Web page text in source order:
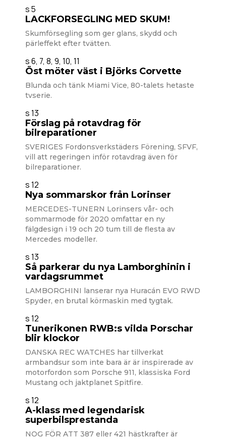
s 5
LACKFORSEGLING MED SKUM!
Skumförsegling som ger glans, skydd och
pärleffekt efter tvätten.
s 6, 7, 8, 9, 10, 11
Öst möter väst i Björks Corvette
Blunda och tänk Miami Vice, 80-talets hetaste
tvserie.
s 13
Förslag på rotavdrag för
bilreparationer
SVERIGES Fordonsverkstäders Förening, SFVF,
vill att regeringen inför rotavdrag även för
bilreparationer.
s 12
Nya sommarskor från Lorinser
MERCEDES-TUNERN Lorinsers vår- och
sommarmode för 2020 omfattar en ny
fälgdesign i 19 och 20 tum till de flesta av
Mercedes modeller.
s 13
Så parkerar du nya Lamborghinin i
vardagsrummet
LAMBORGHINI lanserar nya Huracán EVO RWD
Spyder, en brutal körmaskin med tygtak.
s 12
Tunerikonen RWB:s vilda Porschar
blir klockor
DANSKA REC WATCHES har tillverkat
armbandsur som inte bara är är inspirerade av
motorfordon som Porsche 911, klassiska Ford
Mustang och jaktplanet Spitfire.
s 12
A-klass med legendarisk
superbilsprestanda
NOG FÖR ATT 387 eller 421 hästkrafter är